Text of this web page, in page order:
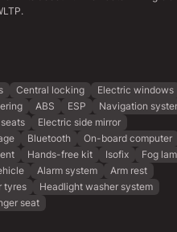
Central locking
Electric windows
ABS ESP
Navigation
Electric side mirror
Bluetooth
On-board computer
Hands-free kit Isofix
Fog
Alarm system
Arm rest
tyres
Headlight washer system
seat